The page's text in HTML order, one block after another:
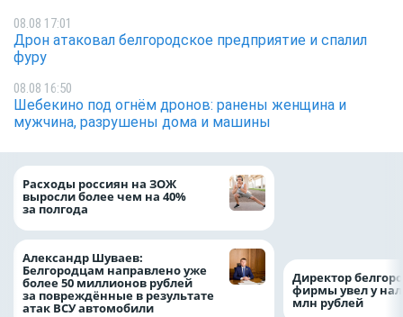
08.08 17:01
Дрон атаковал белгородское предприятие и спалил
фуру
08.08 16:50
Шебекино под огнём дронов: ранены женщина и
мужчина, разрушены дома и машины
Расходы россиян на ЗОЖ
выросли более чем на 40%
за полгода
Александр Шуваев:
Белгородцам направлено уже
более 50 миллионов рублей
за повреждённые в результате
атак ВСУ автомобили
Директор
фирмы увел у
млн рублей